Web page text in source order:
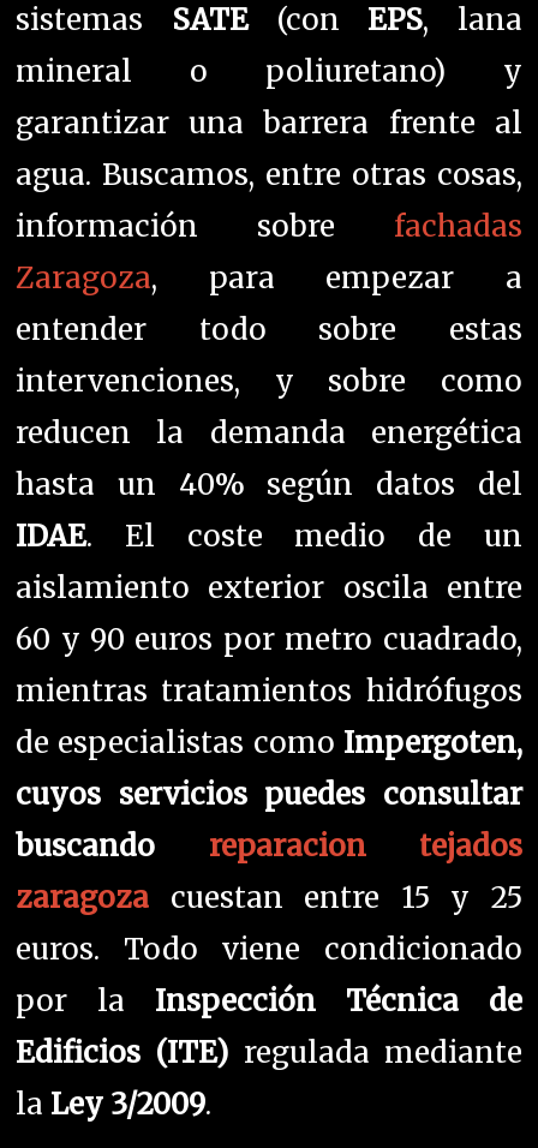
sistemas SATE(con EPS, lana
mineral o poliuretano) y
garantizar una barrera frente al
agua. Buscamos, entre otras cosas,
información sobre fachadas
Zaragoza, para empezar a
entender todo sobre estas
intervenciones, y sobre como
reducen la demanda energética
hasta un 40% según datos del
IDAE. El coste medio de un
aislamiento exterior oscila entre
60 y 90 euros por metro cuadrado,
mientras tratamientos hidrófugos
de especialistas como Impergoten,
cuyos servicios puedes consultar
buscando reparacion tejados
zaragoza cuestan entre 15 y 25
euros. Todo viene condicionado
por la Inspección Técnica de
Edificios (ITE) regulada mediante
la Ley 3/2009.